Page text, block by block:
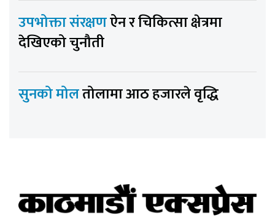
उपभोक्ता संरक्षणऐन र चिकित्सा क्षेत्रमा
देखिएको चुनौती
सुनको मोलतोलामा आठ हजारले वृद्धि